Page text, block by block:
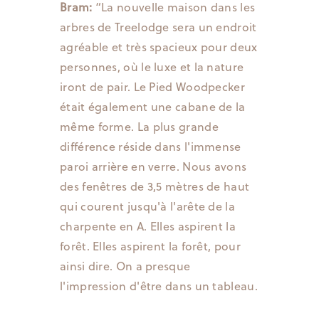
Bram: “La nouvelle maison dans les
arbres de Treelodge sera un endroit
agréable et très spacieux pour deux
personnes, où le luxe et la nature
iront de pair. Le Pied Woodpecker
était également une cabane de la
même forme. La plus grande
différence réside dans l'immense
paroi arrière en verre. Nous avons
des fenêtres de 3,5 mètres de haut
qui courent jusqu'à l'arête de la
charpente en A. Elles aspirent la
forêt. Elles aspirent la forêt, pour
ainsi dire. On a presque
l'impression d'être dans un tableau.